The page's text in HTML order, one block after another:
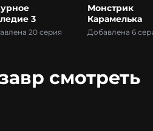
3
20 серия
Монстрик
Карамелька
Добавлена 6
смотреть